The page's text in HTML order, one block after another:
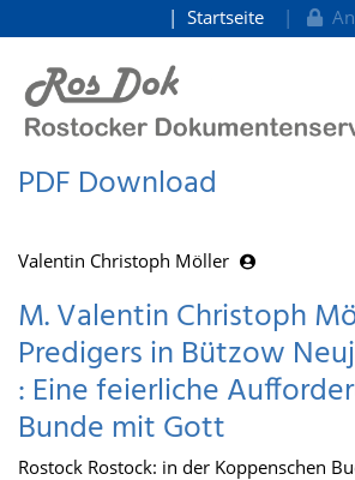
zum Inhalt
Startseite
PDF Download
Valentin Christoph Möller
M. Valentin Christoph
Predigers in Bützow
: Eine feierliche
Bunde mit Gott
Rostock Rostock: in der Koppenschen